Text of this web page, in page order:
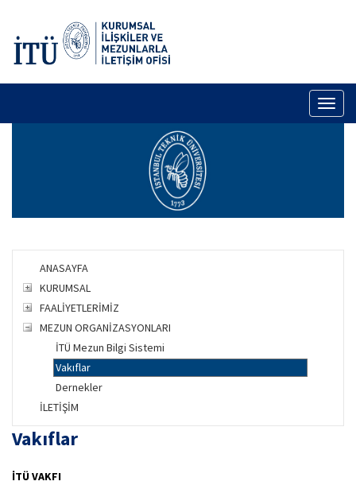
ANASAYFA
KURUMSAL
FAALİYETLERİMİZ
MEZUN ORGANİZASYONLARI
İTÜ Mezun Bilgi Sistemi
Vakıflar
Dernekler
İLETİŞİM
Vakıflar
İTÜ VAKFI